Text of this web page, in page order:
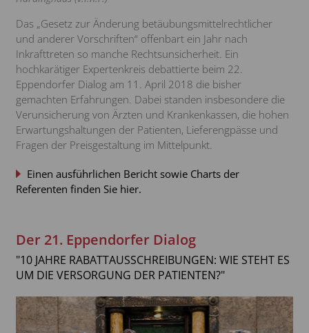
Das „Gesetz zur Änderung betäubungsmittelrechtlicher
und anderer Vorschriften“ offenbart ein Jahr nach
Inkrafttreten so manche Rechtsunsicherheit. Ein
hochkarätiger Expertenkreis debattierte beim 22.
Eppendorfer Dialog am 11. April 2018 die bisher
gemachten Erfahrungen. Dabei standen insbesondere die
Verunsicherung von Ärzten und Krankenkassen, die hohen
Erwartungshaltungen der Patienten, Lieferengpässe und
Fragen der Preisgestaltung im Mittelpunkt.
Einen ausführlichen Bericht sowie Charts der
Referenten finden Sie hier.
Der 21. Eppendorfer Dialog
"10 JAHRE RABATTAUSSCHREIBUNGEN: WIE STEHT ES
UM DIE VERSORGUNG DER PATIENTEN?"